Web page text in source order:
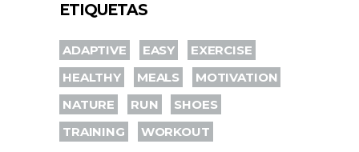
ETIQUETAS
ADAPTIVE EASY
EXERCISE
HEALTHY
MEALS
MOTIVATION
NATURE
RUN
SHOES
TRAINING
WORKOUT